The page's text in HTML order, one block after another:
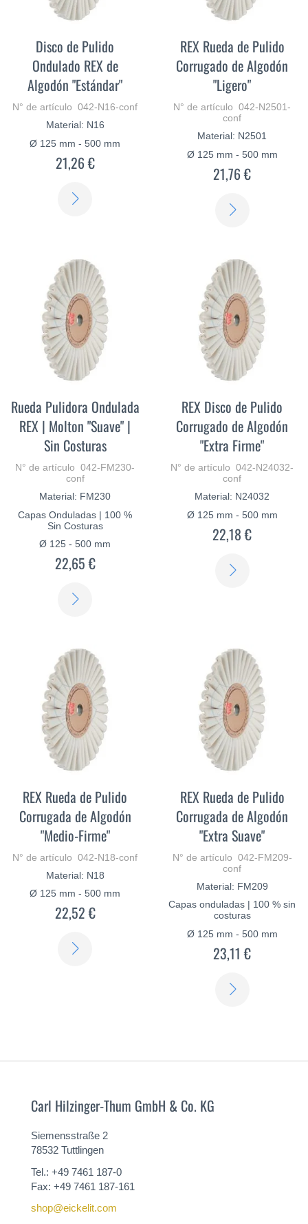
Disco de Pulido
Ondulado REX de
Algodón "Estándar"
N° de artículo 042-N16-conf
Material: N16
Ø 125 mm - 500 mm
21,26 €
REX Rueda de Pulido
Corrugado de Algodón
"Ligero"
N° de artículo 042-N2501-
conf
Material: N2501
Ø 125 mm - 500 mm
21,76 €
Rueda Pulidora Ondulada
REX | Molton "Suave" |
Sin Costuras
N° de artículo 042-FM230-
conf
Material: FM230
Capas Onduladas | 100 %
Sin Costuras
Ø 125 - 500 mm
22,65 €
REX Disco de Pulido
Corrugado de Algodón
"Extra Firme"
N° de artículo 042-N24032-
conf
Material: N24032
Ø 125 mm - 500 mm
22,18 €
REX Rueda de Pulido
Corrugada de Algodón
"Medio-Firme"
N° de artículo 042-N18-conf
Material: N18
Ø 125 mm - 500 mm
22,52 €
REX Rueda de Pulido
Corrugada de Algodón
"Extra Suave"
N° de artículo 042-FM209-
conf
Material: FM209
Capas onduladas | 100 % sin
costuras
Ø 125 mm - 500 mm
23,11 €
Carl Hilzinger-Thum GmbH & Co. KG
Siemensstraße 2
78532 Tuttlingen
Tel.: +49 7461 187-0
Fax: +49 7461 187-161
shop@eickelit.com